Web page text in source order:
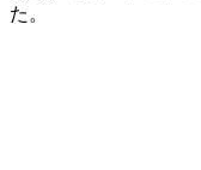
た。